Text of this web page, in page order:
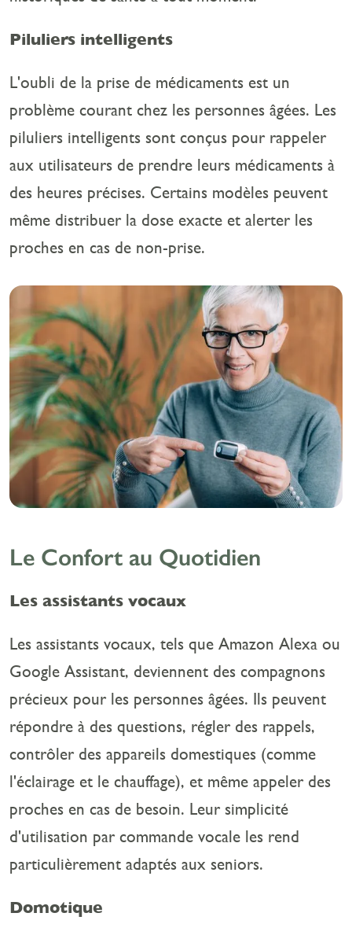
Piluliers intelligents
L'oubli de la prise de médicaments est un
problème courant chez les personnes âgées. Les
piluliers intelligents sont conçus pour rappeler
aux utilisateurs de prendre leurs médicaments à
des heures précises. Certains modèles peuvent
même distribuer la dose exacte et alerter les
proches en cas de non-prise.
Le Confort au Quotidien
Les assistants vocaux
Les assistants vocaux, tels que Amazon Alexa ou
Google Assistant, deviennent des compagnons
précieux pour les personnes âgées. Ils peuvent
répondre à des questions, régler des rappels,
contrôler des appareils domestiques (comme
l'éclairage et le chauffage), et même appeler des
proches en cas de besoin. Leur simplicité
d'utilisation par commande vocale les rend
particulièrement adaptés aux seniors.
Domotique